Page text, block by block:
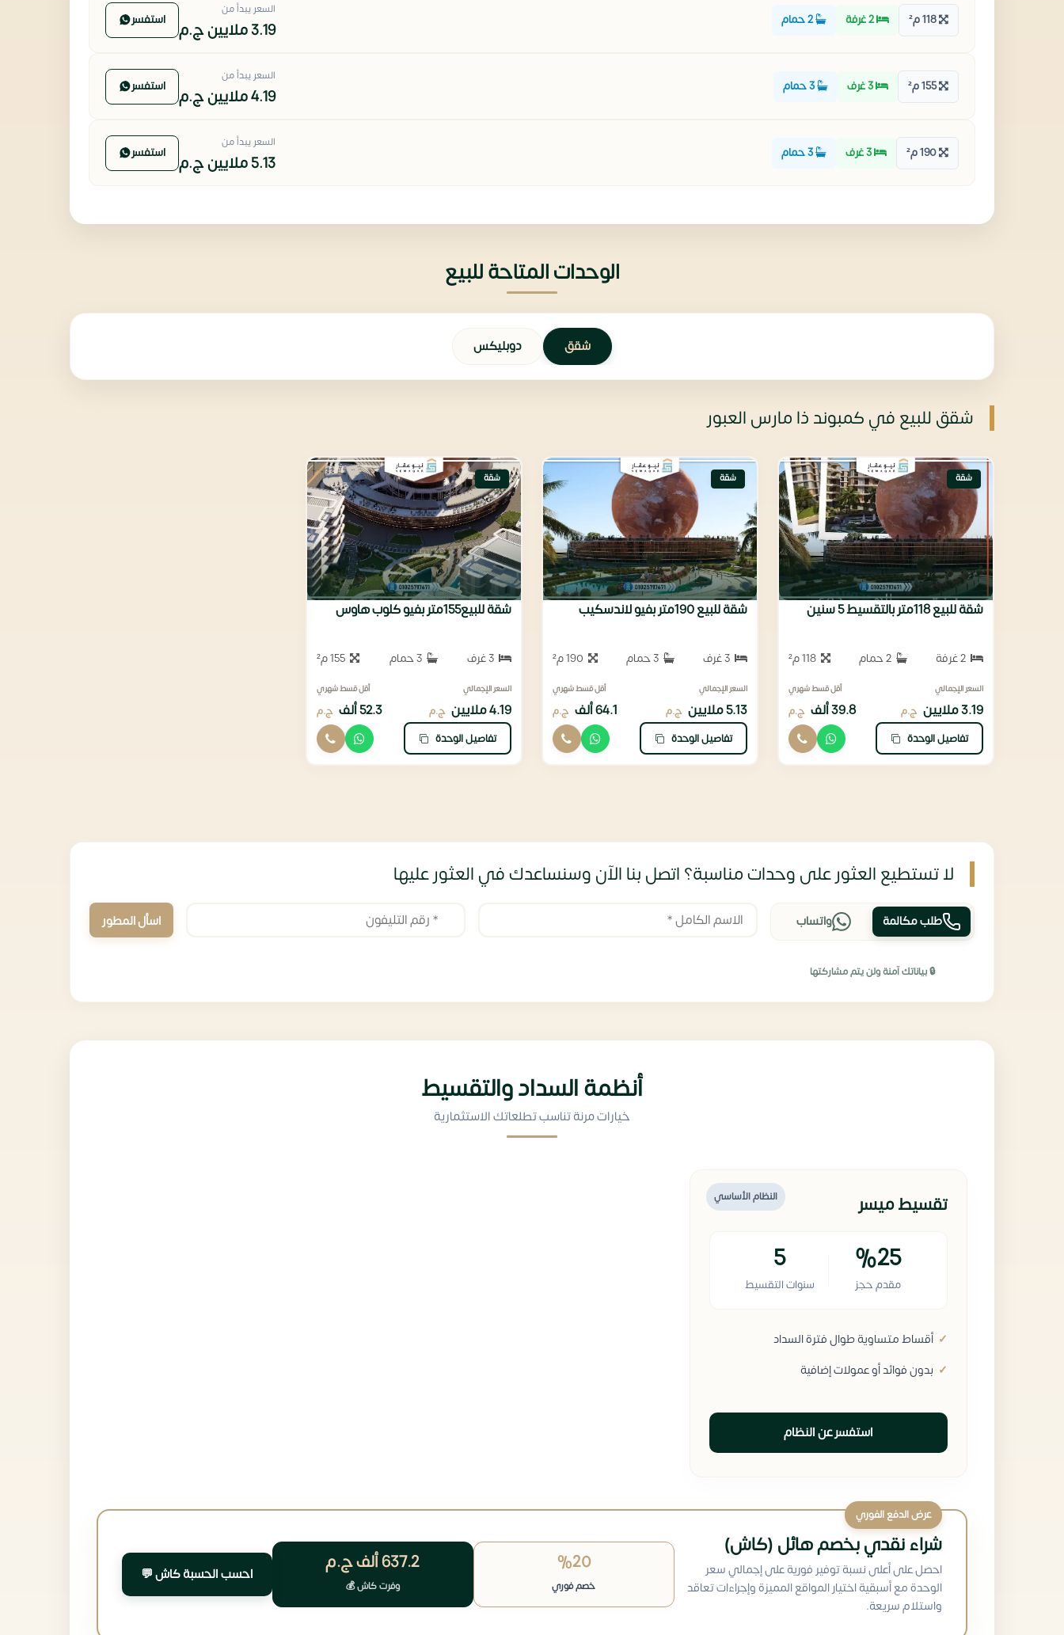
2 غرفة 2 حمام
السعر يبدأ من
3.19 ملايين ج.م استفسر
155 م² 3 حمام
السعر يبدأ من
4.19 ملايين ج.م استفسر
3 حمام
السعر يبدأ من
5.13 ملايين ج.م استفسر
الوحدات المتاحة للبيع
شقق دوبليكس
شقق للبيع في كمبوند ذا مارس العبور
شقة
شقة للبيع 118متر بالتقسيط 5 سنين
118 م²
السعر الإجمالي
3.19 ملايين ج.م
أقل قسط شهري
39.8 ألف ج.م
تفاصيل الوحدة
شقة
شقة للبيع 190متر بفيو لاندسكيب
السعر الإجمالي
5.13 ملايين ج.م
أقل قسط شهري
64.1 ألف ج.م
تفاصيل الوحدة
شقة
شقة للبيع155متر بفيو كلوب هاوس
3 حمام 155 م²
السعر الإجمالي
4.19 ملايين ج.م
أقل قسط شهري
52.3 ألف ج.م
تفاصيل الوحدة
لا تستطيع العثور على وحدات مناسبة؟ اتصل بنا الآن وسنساعدك في العثور عليها
طلب مكالمة واتساب اسأل المطور
🔒 بياناتك آمنة ولن يتم مشاركتها
أنظمة السداد والتقسيط
خيارات مرنة تناسب تطلعاتك الاستثمارية
النظام الأساسي تقسيط ميسر
%25
مقدم حجز
5
سنوات التقسيط
أقساط متساوية طوال فترة السداد
بدون فوائد أو عمولات إضافية
استفسر عن النظام
عرض الدفع الفوري
شراء نقدي بخصم هائل (كاش)
احصل على أعلى نسبة توفير فورية على إجمالي سعر
الوحدة مع أسبقية اختيار المواقع المميزة وإجراءات تعاقد
واستلام سريعة.
%20
خصم فوري
637.2 ألف ج.م
وفرت كاش 💰
احسب الحسبة كاش 💬